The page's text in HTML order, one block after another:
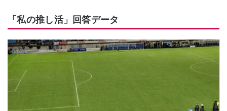
「私の推し活」回答データ